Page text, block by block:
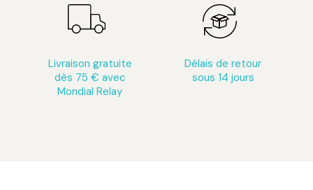
Livraison gratuite
dès 75 € avec
Mondial Relay
Délais de retour
sous 14 jours